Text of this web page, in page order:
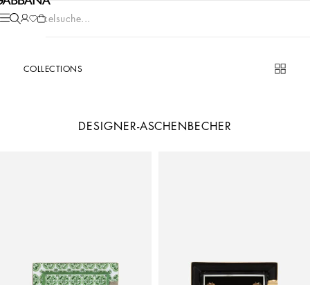
Artikelsuche...
COLLECTIONS
DESIGNER-ASCHENBECHER